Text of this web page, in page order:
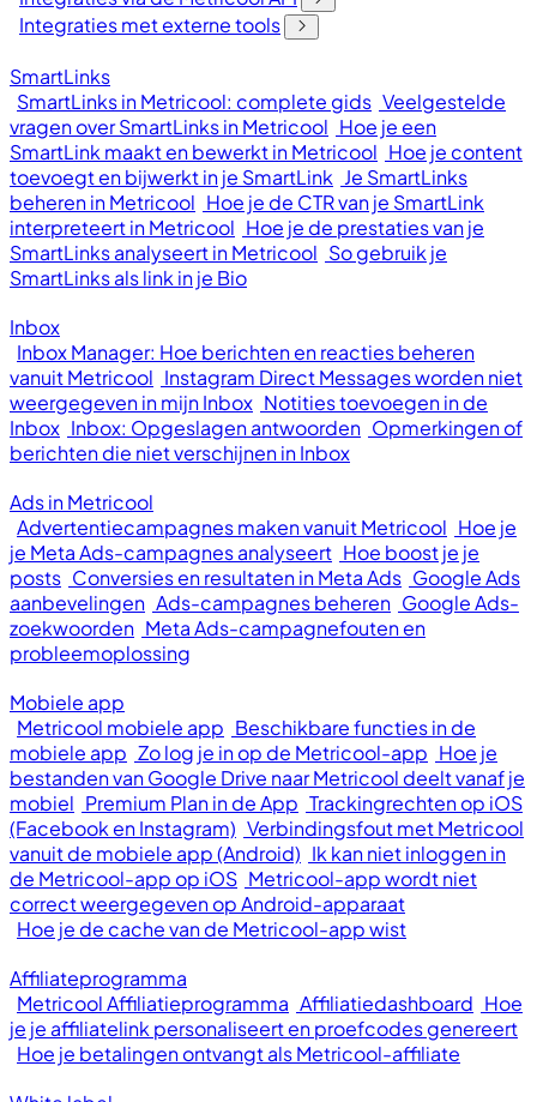
Integraties met externe tools
SmartLinks
SmartLinks in Metricool: complete gids Veelgestelde
vragen over SmartLinks in Metricool Hoe je een
SmartLink maakt en bewerkt in Metricool Hoe je content
toevoegt en bijwerkt in je SmartLink Je SmartLinks
beheren in Metricool Hoe je de CTR van je SmartLink
interpreteert in Metricool Hoe je de prestaties van je
SmartLinks analyseert in Metricool So gebruik je
SmartLinks als link in je Bio
Inbox
Inbox Manager: Hoe berichten en reacties beheren
vanuit Metricool Instagram Direct Messages worden niet
weergegeven in mijn Inbox Notities toevoegen in de
Inbox Inbox: Opgeslagen antwoorden Opmerkingen of
berichten die niet verschijnen in Inbox
Ads in Metricool
Advertentiecampagnes maken vanuit Metricool Hoe je
je Meta Ads-campagnes analyseert Hoe boost je je
posts Conversies en resultaten in Meta Ads Google Ads
aanbevelingen Ads-campagnes beheren Google Ads-
zoekwoorden Meta Ads-campagnefouten en
probleemoplossing
Mobiele app
Metricool mobiele app Beschikbare functies in de
mobiele app Zo log je in op de Metricool-app Hoe je
bestanden van Google Drive naar Metricool deelt vanaf je
mobiel Premium Plan in de App Trackingrechten op iOS
(Facebook en Instagram) Verbindingsfout met Metricool
vanuit de mobiele app (Android) Ik kan niet inloggen in
de Metricool-app op iOS Metricool-app wordt niet
correct weergegeven op Android-apparaat
Hoe je de cache van de Metricool-app wist
Affiliateprogramma
Metricool Affiliatieprogramma Affiliatiedashboard Hoe
je je affiliatelink personaliseert en proefcodes genereert
Hoe je betalingen ontvangt als Metricool-affiliate